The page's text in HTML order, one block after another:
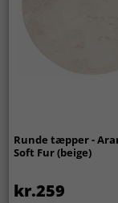
Runde tæpper -
Soft Fur (beige)
kr.259